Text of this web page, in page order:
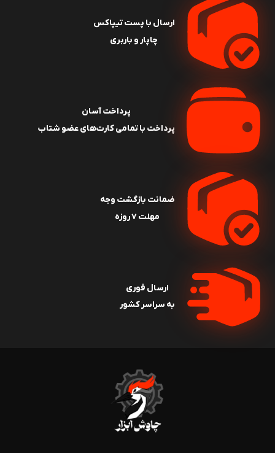
ارسال با پست تیپاکس
چاپار و باربری
پرداخت آسان
پرداخت با تمامی کارت‌های عضو شتاب
ضمانت بازگشت وجه
مهلت ۷ روزه
ارسال فوری
به سراسر کشور